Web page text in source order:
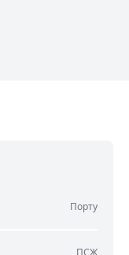
Порту
ПСЖ